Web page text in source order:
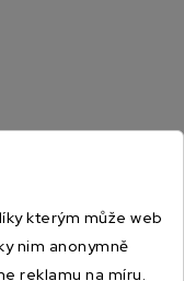
kterým může web
nim anonymně
reklamu na míru.